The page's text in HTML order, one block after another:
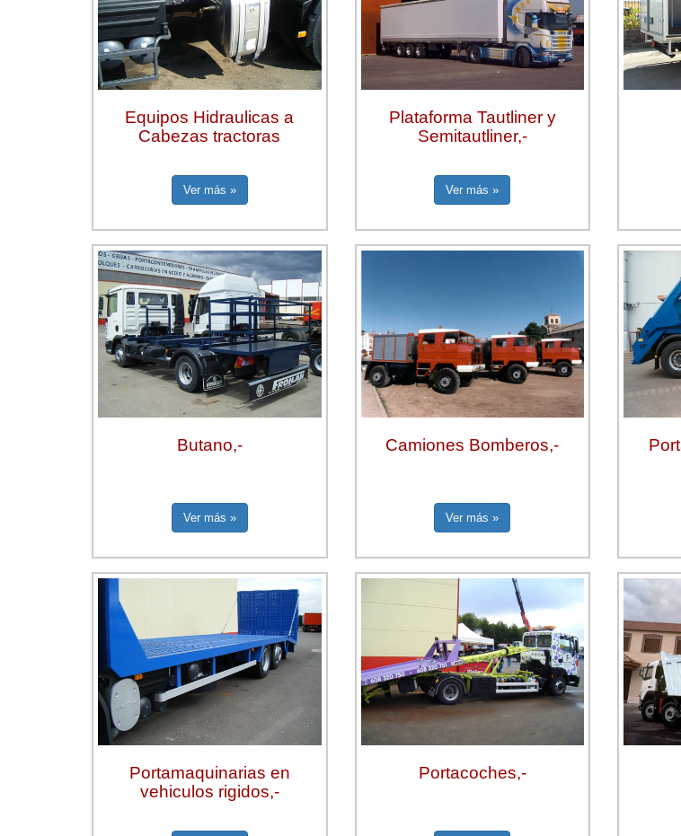
Equipos Hidraulicas a
Cabezas tractoras
Ver más »
Plataforma Tautliner y
Semitautliner,-
Ver más »
Butano,-
Ver más »
Camiones Bomberos,-
Ver más »
Portamaquinarias en
vehiculos rigidos,-
Portacoches,-